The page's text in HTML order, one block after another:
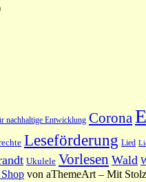
nachhaltige Entwicklung Corona
Leseförderung Lied
Ukulele Vorlesen Wald
von aThemeArt – Mit